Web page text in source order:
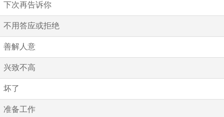
下次再告诉你
不用答应或拒绝
善解人意
兴致不高
坏了
准备工作